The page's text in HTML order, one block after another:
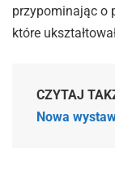
przypominając o
które
CZYTAJ
Nowa